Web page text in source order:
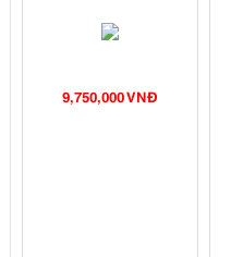
9,750,000 VNĐ